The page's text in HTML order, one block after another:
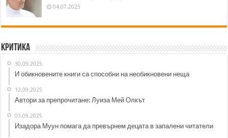
04.07.2025
Критика
30.09.2025
И обикновените книги са способни на необикновени неща
12.09.2025
Автори за препрочитане: Луиза Мей Олкът
03.09.2025
Изадора Муун помага да превърнем децата в запалени читатели